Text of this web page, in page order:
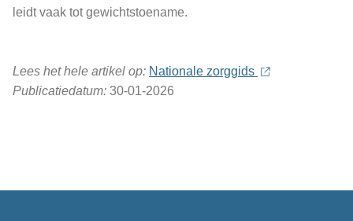
leidt vaak tot gewichtstoename.
Lees het hele artikel op: Nationale zorggids
Publicatiedatum: 30-01-2026